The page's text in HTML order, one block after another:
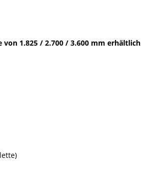
1.825 / 2.700 / 3.600 mm erhältlich